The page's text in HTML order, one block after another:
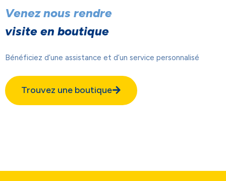
Venez nous rendre
visite en boutique
Bénéficiez d’une assistance et d’un service personnalisé
Trouvez une boutique